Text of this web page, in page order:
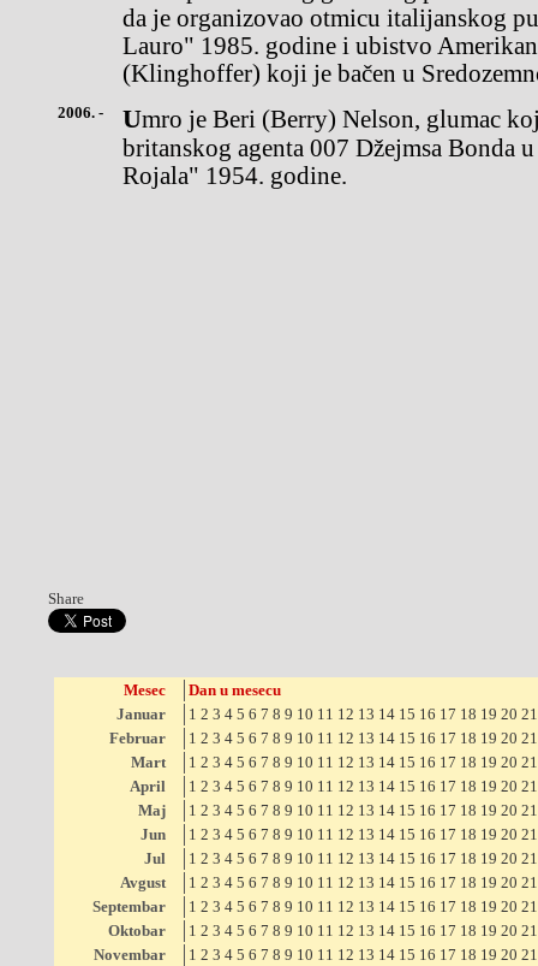
da je organizovao otmicu italijanskog
Lauro" 1985. godine i ubistvo
(Klinghoffer) koji je bačen u
2006. - Umro je Beri (Berry) Nelson, glumac koji je prvi oživeo likčuvenog
britanskog agenta 007 Džejmsa Bonda
Rojala" 1954. godine.
Share
Mesec
Dan u mesecu
Januar
1 2 3 4 5 6 7 8 9 10 11 12 13 14 15 16 17 18 19 20 21
Februar
1 2 3 4 5 6 7 8 9 10 11 12 13 14 15 16 17 18 19 20 21
Mart
1 2 3 4 5 6 7 8 9 10 11 12 13 14 15 16 17 18 19 20 21
April
1 2 3 4 5 6 7 8 9 10 11 12 13 14 15 16 17 18 19 20 21
Maj
1 2 3 4 5 6 7 8 9 10 11 12 13 14 15 16 17 18 19 20 21
Jun
1 2 3 4 5 6 7 8 9 10 11 12 13 14 15 16 17 18 19 20 21
Jul
1 2 3 4 5 6 7 8 9 10 11 12 13 14 15 16 17 18 19 20 21
Avgust
1 2 3 4 5 6 7 8 9 10 11 12 13 14 15 16 17 18 19 20 21
Septembar
1 2 3 4 5 6 7 8 9 10 11 12 13 14 15 16 17 18 19 20 21
Oktobar
1 2 3 4 5 6 7 8 9 10 11 12 13 14 15 16 17 18 19 20 21
Novembar
1 2 3 4 5 6 7 8 9 10 11 12 13 14 15 16 17 18 19 20 21